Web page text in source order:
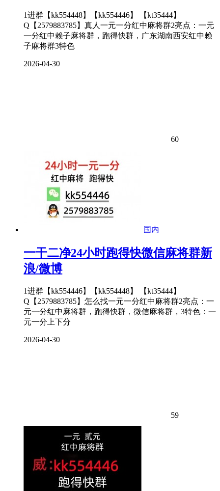
1进群【kk554448】【kk554446】 【kt35444】
Q【2579883785】真人一元一分红中麻将群2亮点：一元
一分红中赖子麻将群，跑得快群，广东湖南西安红中赖
子麻将群3特色
2026-04-30
60
国内
一干二净24小时跑得快微信麻将群新
浪/微博
1进群【kk554446】【kk554448】 【kt35444】
Q【2579883785】怎么找一元一分红中麻将群2亮点：一
元一分红中麻将群，跑得快群，微信麻将群，3特色：一
元一分上下分
2026-04-30
59